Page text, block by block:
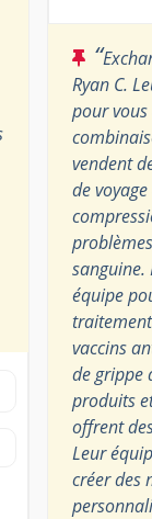
“
Ryan C.
pour
vendent
de
sanguine.
équipe
vaccins
de grippe
produits
offrent
Leur
créer des